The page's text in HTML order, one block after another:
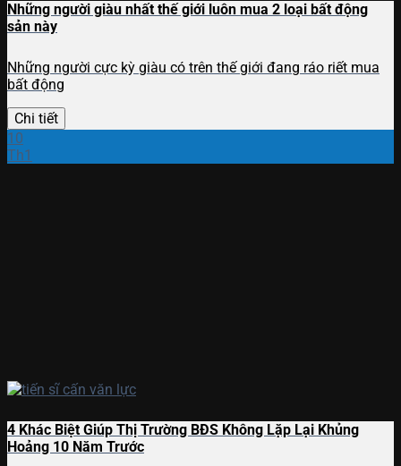
Những người giàu nhất thế giới luôn mua 2 loại bất động
sản này
Những người cực kỳ giàu có trên thế giới đang ráo riết mua
bất động
Chi tiết
10
Th1
4 Khác Biệt Giúp Thị Trường BĐS Không Lặp Lại Khủng
Hoảng 10 Năm Trước